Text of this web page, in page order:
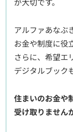
アルファあなぶ
お金や制度に役
さらに、希望エ
デジタルブック
住まいのお金や
受け取りません